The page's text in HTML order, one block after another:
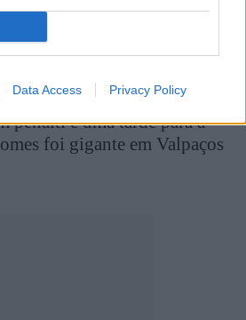
Data Access Privacy Policy
penálti e uma tarde para a
foi gigante em Valpaços